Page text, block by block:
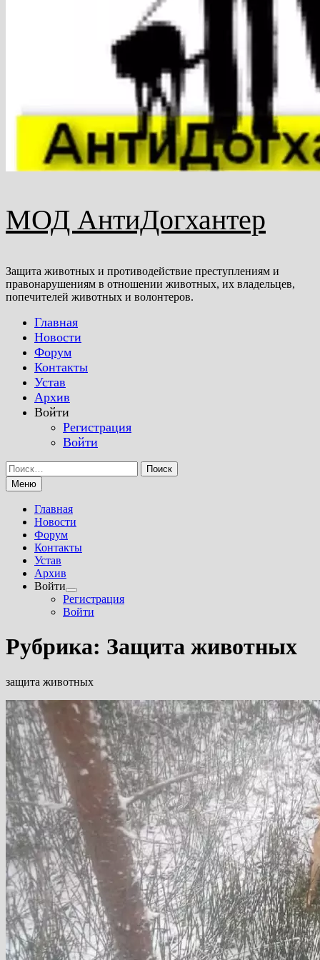
МОД АнтиДогхантер
Защита животных и противодействие преступлениям и
правонарушениям в отношении животных, их владельцев,
попечителей животных и волонтеров.
Главная
Новости
Форум
Контакты
Устав
Архив
Войти
Регистрация
Войти
Найти:
Меню
Главная
Новости
Форум
Контакты
Устав
Архив
Войти
Показать
подменю
Регистрация
Войти
Рубрика: Защита животных
защита животных